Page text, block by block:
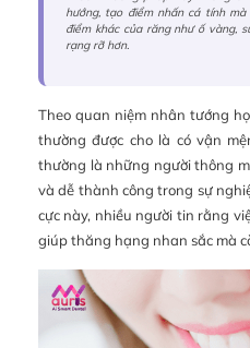
hướng, tạo điểm nhấn cá tính
điểm khác của răng như ố vàng,
rạng rỡ hơn.
Theo quan niệm nhân tướng
thường được cho là có vận
thường là những người thông
và dễ thành công trong sự
cực này, nhiều người tin rằng
giúp thăng hạng nhan sắc mà